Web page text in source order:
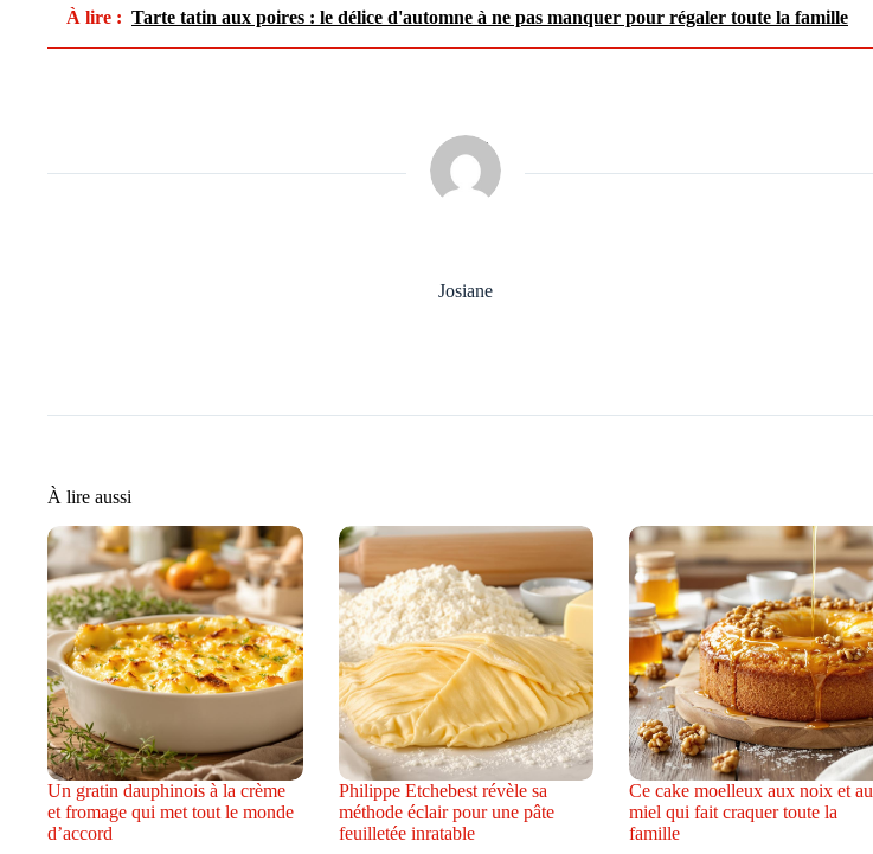
À lire : Tarte tatin aux poires : le délice d'automne à ne pas manquer pour régaler toute la famille
Josiane
À lire aussi
Un gratin dauphinois à la crème
et fromage qui met tout le monde
d’accord
Philippe Etchebest révèle sa
méthode éclair pour une pâte
feuilletée inratable
Ce cake moelleux aux noix et au
miel qui fait craquer toute la
famille